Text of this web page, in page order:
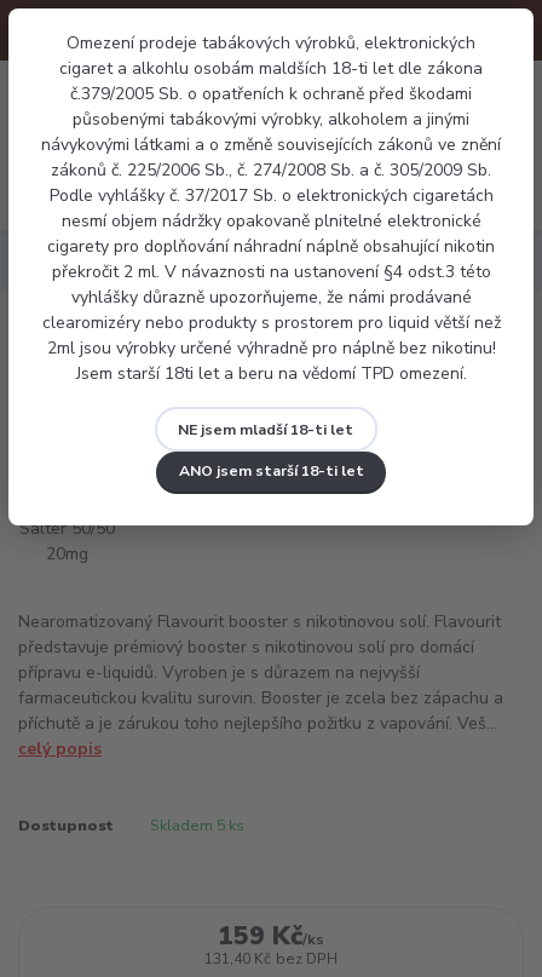
Omezení prodeje tabákových výrobků, elektronických
cigaret a alkohlu osobám maldších 18-ti let dle zákona
č.379/2005 Sb. o opatřeních k ochraně před škodami
působenými tabákovými výrobky, alkoholem a jinými
návykovými látkami a o změně souvisejících zákonů ve znění
zákonů č. 225/2006 Sb., č. 274/2008 Sb. a č. 305/2009 Sb.
Podle vyhlášky č. 37/2017 Sb. o elektronických cigaretách
nesmí objem nádržky opakovaně plnitelné elektronické
cigarety pro doplňování náhradní náplně obsahující nikotin
překročit 2 ml. V návaznosti na ustanovení §4 odst.3 této
vyhlášky důrazně upozorňujeme, že námi prodávané
clearomizéry nebo produkty s prostorem pro liquid větší než
2ml jsou výrobky určené výhradně pro náplně bez nikotinu!
Jsem starší 18ti let a beru na vědomí TPD omezení.
NE jsem mladší 18-ti let
ANO jsem starší 18-ti let
Menu
0 Kč
Náplně Nikotinová sůl Flavourit Salter 50/50 20mg
Flavourit Salter 50/50 20mg
Nearomatizovaný Flavourit booster s nikotinovou solí. Flavourit
představuje prémiový booster s nikotinovou solí pro domácí
přípravu e-liquidů. Vyroben je s důrazem na nejvyšší
farmaceutickou kvalitu surovin. Booster je zcela bez zápachu a
příchutě a je zárukou toho nejlepšího požitku z vapování. Veš...
celý popis
Dostupnost Skladem 5 ks
159 Kč/ks
131,40 Kč bez DPH